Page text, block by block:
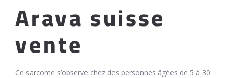
Arava suisse
vente
Ce sarcome s’observe chez des personnes âgées de 5 à 30